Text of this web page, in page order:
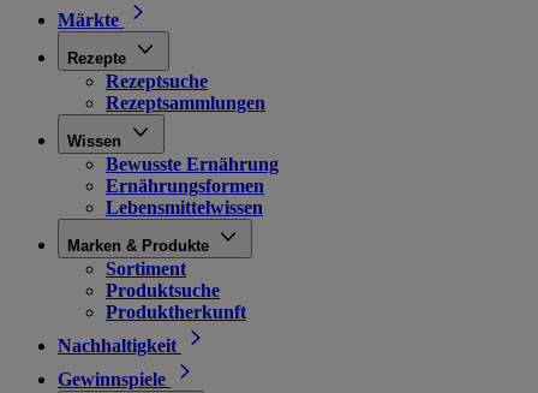
Märkte
Rezepte
Rezeptsuche
Rezeptsammlungen
Wissen
Bewusste Ernährung
Ernährungsformen
Lebensmittelwissen
Marken & Produkte
Sortiment
Produktsuche
Produktherkunft
Nachhaltigkeit
Gewinnspiele